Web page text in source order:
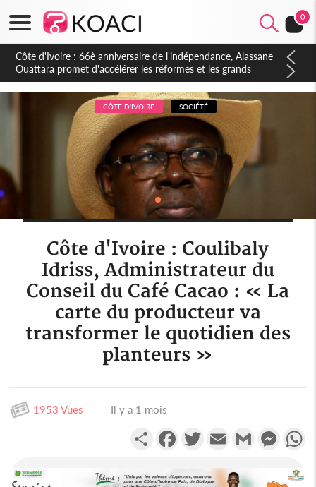
0
Côte d'Ivoire : À Abidjan, Amadou Oury Bah admire le modèle
ivoirien et veut s'en inspirer pour accélérer le développement
de la Guinée
CÔTE D'IVOIRE SOCIÉTÉ
Côte d'Ivoire : Coulibaly
Idriss, Administrateur du
Conseil du Café Cacao : « La
carte du producteur va
transformer le quotidien des
planteurs »
1953 Vues Il y a 1 mois
PartagerFacebookTwitterEmail Gmail